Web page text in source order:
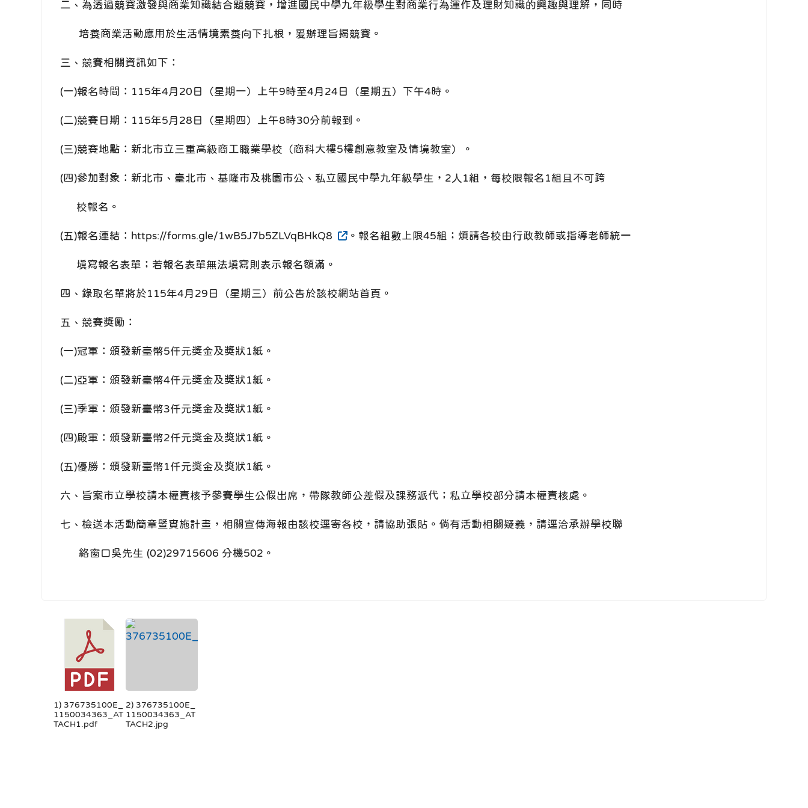
二、為透過競賽激發與商業知識結合題競賽，增進國民中學九年級學生對商業行為運作及理財知識的興趣與理解，同時
培養商業活動應用於生活情境素養向下扎根，爰辦理旨揭競賽。
三、競賽相關資訊如下：
(一)報名時間：115年4月20日（星期一）上午9時至4月24日（星期五）下午4時。
(二)競賽日期：115年5月28日（星期四）上午8時30分前報到。
(三)競賽地點：新北市立三重高級商工職業學校（商科大樓5樓創意教室及情境教室）。
(四)參加對象：新北市、臺北市、基隆市及桃園市公、私立國民中學九年級學生，2人1組，每校限報名1組且不可跨
校報名。
(五)報名連結：https://forms.gle/1wB5J7b5ZLVqBHkQ8 。報名組數上限45組；煩請各校由行政教師或指導老師統一
填寫報名表單；若報名表單無法填寫則表示報名額滿。
四、錄取名單將於115年4月29日（星期三）前公告於該校網站首頁。
五、競賽獎勵：
(一)冠軍：頒發新臺幣5仟元獎金及獎狀1紙。
(二)亞軍：頒發新臺幣4仟元獎金及獎狀1紙。
(三)季軍：頒發新臺幣3仟元獎金及獎狀1紙。
(四)殿軍：頒發新臺幣2仟元獎金及獎狀1紙。
(五)優勝：頒發新臺幣1仟元獎金及獎狀1紙。
六、旨案市立學校請本權責核予參賽學生公假出席，帶隊教師公差假及課務派代；私立學校部分請本權責核處。
七、檢送本活動簡章暨實施計畫，相關宣傳海報由該校逕寄各校，請協助張貼。倘有活動相關疑義，請逕洽承辦學校聯
絡窗口吳先生 (02)29715606 分機502。
1) 376735100E_
1150034363_AT
TACH1.pdf
2) 376735100E_
1150034363_AT
TACH2.jpg